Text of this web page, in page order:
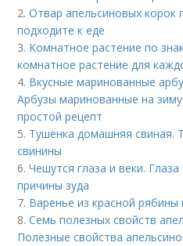
2.Отвар апельсиновых корок
подходите к еде
3. Комнатное растение по
комнатное растение для
4. Вкусные маринованные
Арбузы маринованные на
простой рецепт
5. Тушенка домашняя свиная.
свинины
6.Чешутся глаза и веки.
причины зуда
7. Варенье из красной
8.Семь полезных свойств
Полезные свойства